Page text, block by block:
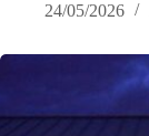
24/05/2026